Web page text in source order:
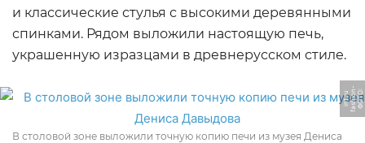
и классические стулья с высокими деревянными
спинками. Рядом выложили настоящую печь,
украшенную изразцами в древнерусском стиле.
Ф
О
Т
О:
f
a
s
hi
o
n
-i
n
t.
r
u
В столовой зоне выложили точную копию печи из музея Дениса